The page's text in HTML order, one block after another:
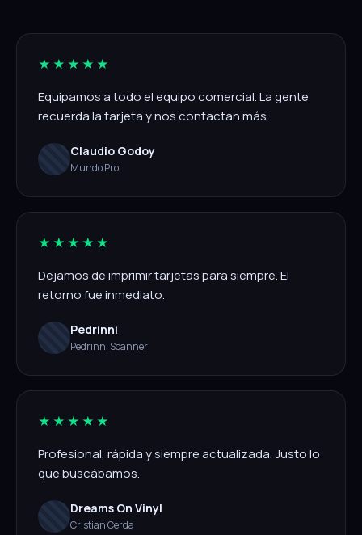
★★★★★
Equipamos a todo el equipo comercial. La gente
recuerda la tarjeta y nos contactan más.
Claudio Godoy
Mundo Pro
★★★★★
Dejamos de imprimir tarjetas para siempre. El
retorno fue inmediato.
Pedrinni
Pedrinni Scanner
★★★★★
Profesional, rápida y siempre actualizada. Justo lo
que buscábamos.
Dreams On Vinyl
Cristian Cerda